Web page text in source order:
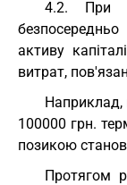
4.2. При
активу
витрат,
Наприклад,
100000 грн.
позикою
Протягом